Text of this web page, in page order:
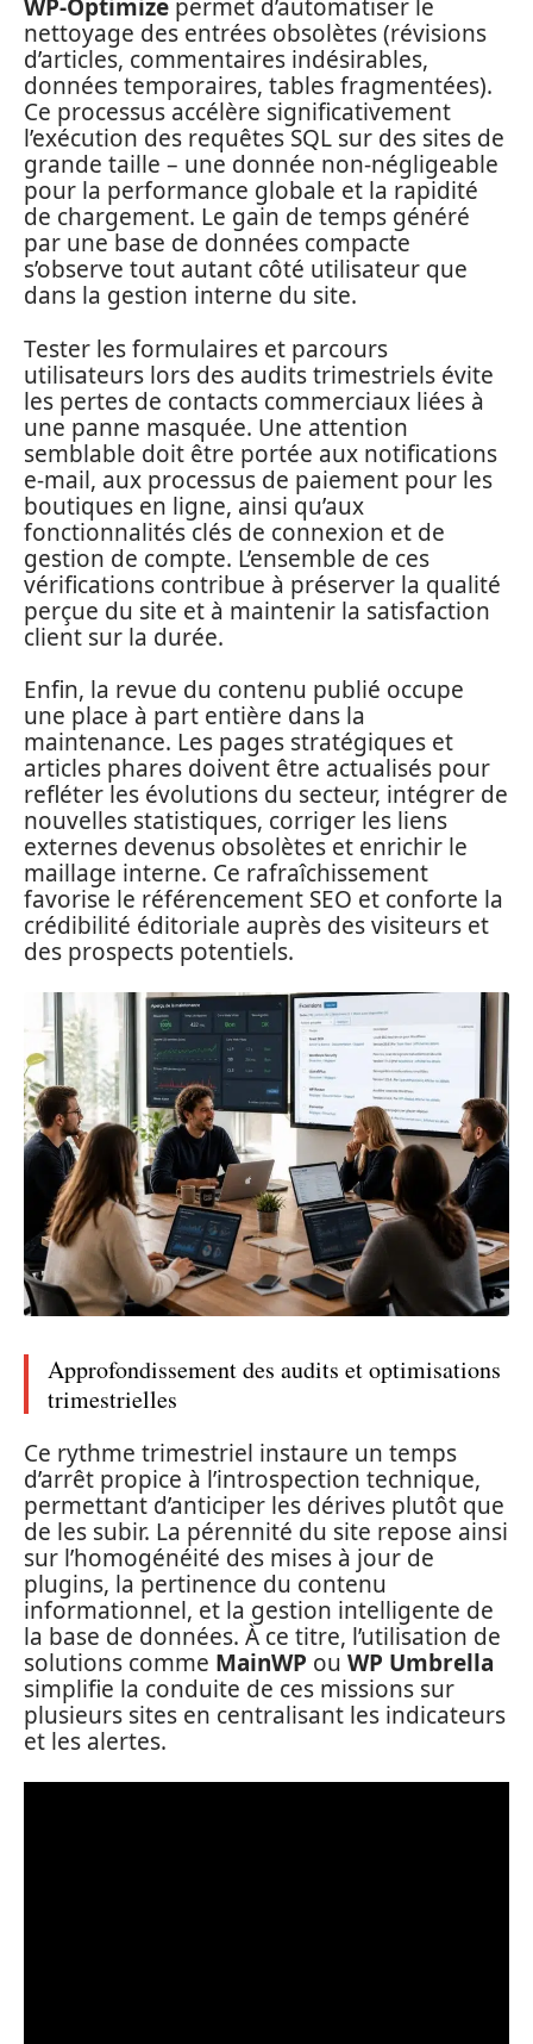
WP-Optimize permet d’automatiser le
nettoyage des entrées obsolètes (révisions
d’articles, commentaires indésirables,
données temporaires, tables fragmentées).
Ce processus accélère significativement
l’exécution des requêtes SQL sur des sites de
grande taille – une donnée non-négligeable
pour la performance globale et la rapidité
de chargement. Le gain de temps généré
par une base de données compacte
s’observe tout autant côté utilisateur que
dans la gestion interne du site.
Tester les formulaires et parcours
utilisateurs lors des audits trimestriels évite
les pertes de contacts commerciaux liées à
une panne masquée. Une attention
semblable doit être portée aux notifications
e-mail, aux processus de paiement pour les
boutiques en ligne, ainsi qu’aux
fonctionnalités clés de connexion et de
gestion de compte. L’ensemble de ces
vérifications contribue à préserver la qualité
perçue du site et à maintenir la satisfaction
client sur la durée.
Enfin, la revue du contenu publié occupe
une place à part entière dans la
maintenance. Les pages stratégiques et
articles phares doivent être actualisés pour
refléter les évolutions du secteur, intégrer de
nouvelles statistiques, corriger les liens
externes devenus obsolètes et enrichir le
maillage interne. Ce rafraîchissement
favorise le référencement SEO et conforte la
crédibilité éditoriale auprès des visiteurs et
des prospects potentiels.
Approfondissement des audits et optimisations
trimestrielles
Ce rythme trimestriel instaure un temps
d’arrêt propice à l’introspection technique,
permettant d’anticiper les dérives plutôt que
de les subir. La pérennité du site repose ainsi
sur l’homogénéité des mises à jour de
plugins, la pertinence du contenu
informationnel, et la gestion intelligente de
la base de données. À ce titre, l’utilisation de
solutions comme MainWP ou WP Umbrella
simplifie la conduite de ces missions sur
plusieurs sites en centralisant les indicateurs
et les alertes.